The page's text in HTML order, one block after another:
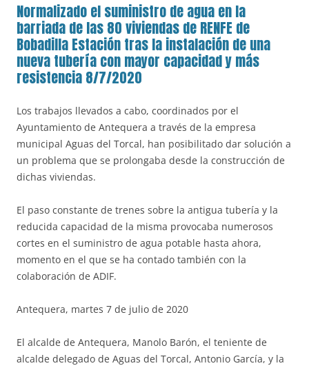
Normalizado el suministro de agua en la
barriada de las 80 viviendas de RENFE de
Bobadilla Estación tras la instalación de una
nueva tubería con mayor capacidad y más
resistencia 8/7/2020
Los trabajos llevados a cabo, coordinados por el
Ayuntamiento de Antequera a través de la empresa
municipal Aguas del Torcal, han posibilitado dar solución a
un problema que se prolongaba desde la construcción de
dichas viviendas.
El paso constante de trenes sobre la antigua tubería y la
reducida capacidad de la misma provocaba numerosos
cortes en el suministro de agua potable hasta ahora,
momento en el que se ha contado también con la
colaboración de ADIF.
Antequera, martes 7 de julio de 2020
El alcalde de Antequera, Manolo Barón, el teniente de
alcalde delegado de Aguas del Torcal, Antonio García, y la